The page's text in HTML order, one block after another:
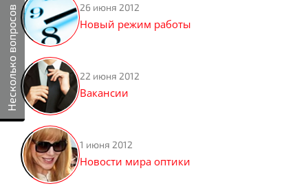
Несколько вопросов 26 июня 2012
Новый режим работы
22 июня 2012
Вакансии
1 июня 2012
Новости мира оптики